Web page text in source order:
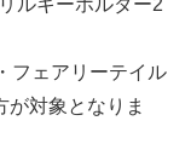
ルキーホルダー2
フェアリーテイル
が対象となりま